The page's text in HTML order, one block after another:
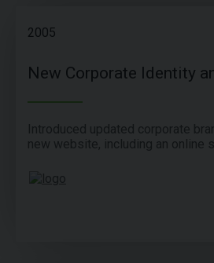
2005
New Corporate Identity
Introduced updated corporate
new website, including an online